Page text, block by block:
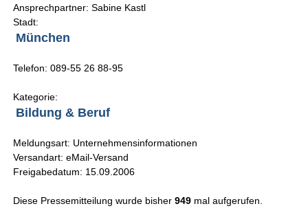
Ansprechpartner: Sabine Kastl
Stadt:
München
Telefon: 089-55 26 88-95
Kategorie:
Bildung & Beruf
Meldungsart: Unternehmensinformationen
Versandart: eMail-Versand
Freigabedatum: 15.09.2006
Diese Pressemitteilung wurde bisher949 mal aufgerufen.